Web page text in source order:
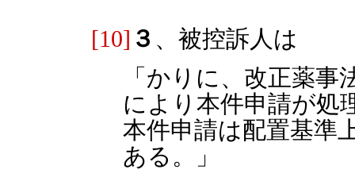
[10] ３ 、被控訴人は
「かりに、改正薬
により本件申請が処
本件申請は配置基準
ある。」